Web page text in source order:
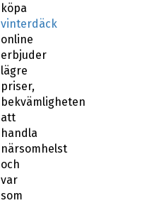
köpa
vinterdäck
online
erbjuder
lägre
priser,
bekvämligheten
att
handla
närsomhelst
och
var
som